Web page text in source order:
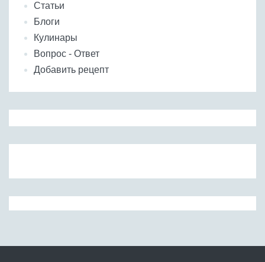
Статьи
Блоги
Кулинары
Вопрос - Ответ
Добавить рецепт